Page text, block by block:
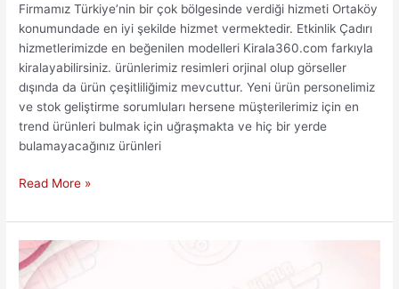
Firmamız Türkiye’nin bir çok bölgesinde verdiği hizmeti Ortaköy
konumundade en iyi şekilde hizmet vermektedir. Etkinlik Çadırı
hizmetlerimizde en beğenilen modelleri Kirala360.com farkıyla
kiralayabilirsiniz. ürünlerimiz resimleri orjinal olup görseller
dışında da ürün çeşitliliğimiz mevcuttur. Yeni ürün personelimiz
ve stok geliştirme sorumluları hersene müşterilerimiz için en
trend ürünleri bulmak için uğraşmakta ve hiç bir yerde
bulamayacağınız ürünleri
Uygun
Ortaköy
Etkinlik
Çadırı
Kiralama
Read More »